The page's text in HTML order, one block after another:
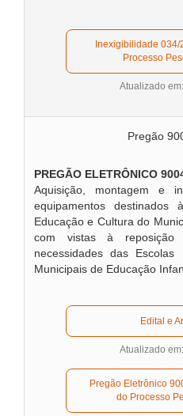
Processo
Atualizado
Pregão
PREGÃO ELETRÔNICO
Aquisição, montagem e
equipamentos destinados
Educação e Cultura do
com vistas à
necessidades das
Municipais de Educação
Edital e
Atualizado
do Processo